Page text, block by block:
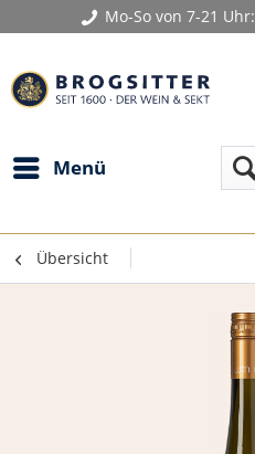
Mo-So von 7-21 Uhr:
Menü
Übersicht